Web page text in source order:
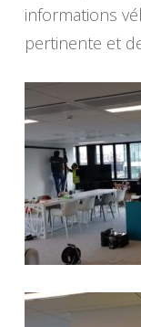
informations
pertinente et